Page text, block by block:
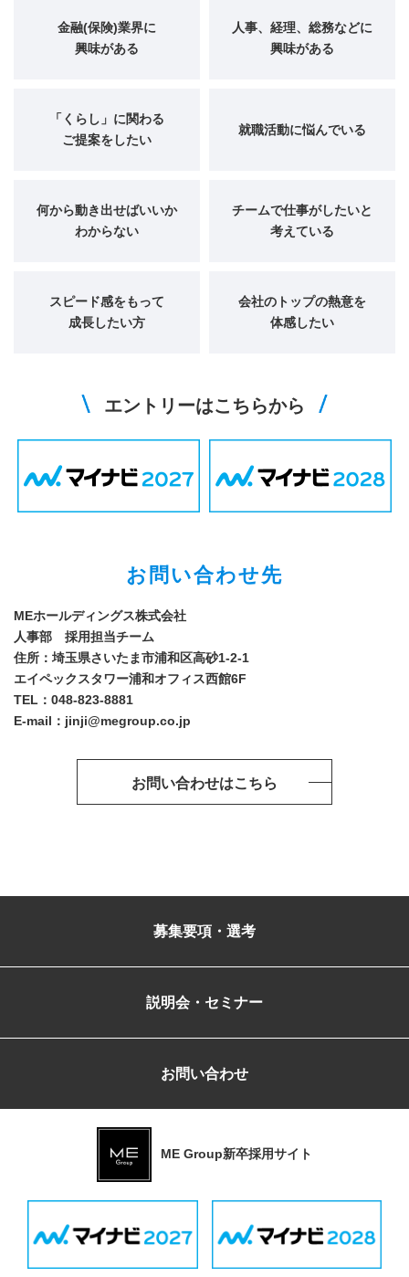
金融(保険)業界に
興味がある
人事、経理、総務などに
興味がある
「くらし」に関わる
ご提案をしたい
就職活動に悩んでいる
何から動き出せばいいか
わからない
チームで仕事がしたいと
考えている
スピード感をもって
成長したい方
会社のトップの熱意を
体感したい
エントリーはこちらから
お問い合わせ先
MEホールディングス株式会社
人事部 採用担当チーム
住所：埼玉県さいたま市浦和区高砂1-2-1
エイペックスタワー浦和オフィス西館6F
TEL：048-823-8881
E-mail：jinji@megroup.co.jp
お問い合わせはこちら
募集要項・選考
説明会・セミナー
お問い合わせ
ME Group新卒採用サイト